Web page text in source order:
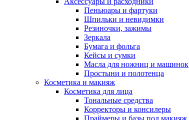
Пеньюары и фартуки
Шпильки и невидимки
Резиночки, зажимы
Зеркала
Бумага и фольга
Кейсы и сумки
Масла для ножниц и машинок
Простыни и полотенца
Косметика и макияж
Косметика для лица
Тональные средства
Корректоры и консилеры
Праймеры и базы под макияж